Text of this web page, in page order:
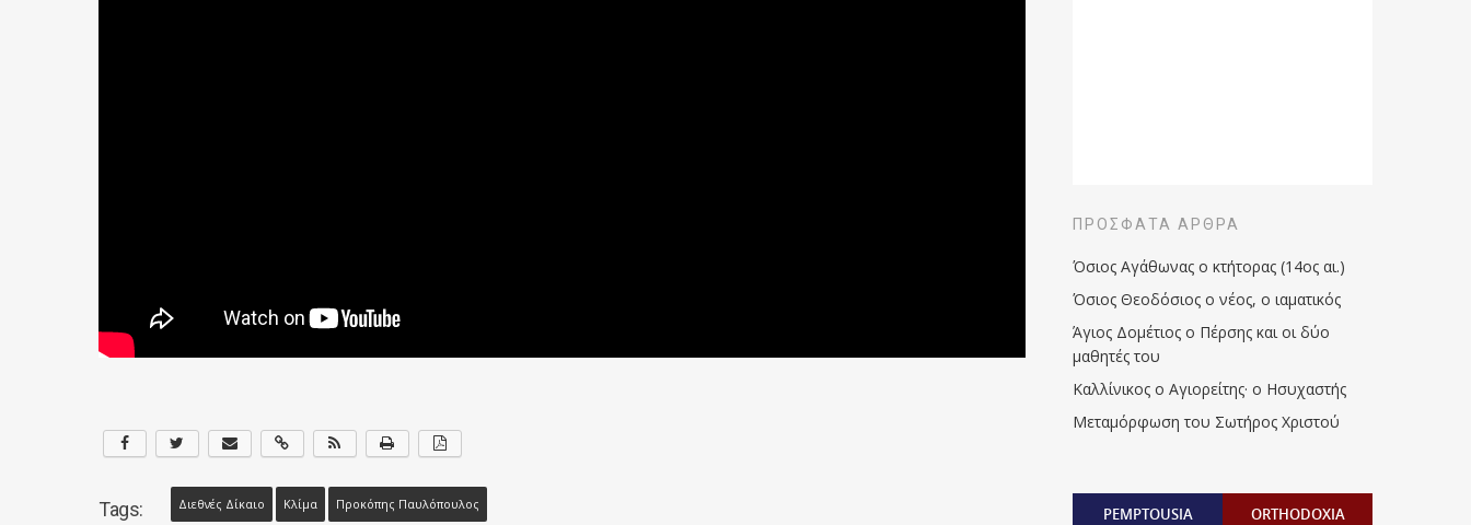
Tags: Διεθνές Δίκαιο Κλίμα Προκόπης Παυλόπουλος
ΠΡΌΣΦΑΤΑ ΆΡΘΡΑ
Όσιος Αγάθωνας ο κτήτορας (14ος αι.)
Όσιος Θεοδόσιος ο νέος, ο ιαματικός
Άγιος Δομέτιος ο Πέρσης και οι δύο
μαθητές του
Καλλίνικος ο Αγιορείτης · ο Ησυχαστής
Μεταμόρφωση του Σωτήρος Χριστού
PEMPTOUSIA ORTHODOXIA